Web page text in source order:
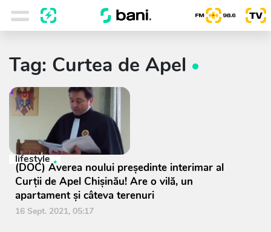
Tag: Curtea de Apel
lifestyle
(DOC) Averea noului președinte interimar al
Curții de Apel Chișinău! Are o vilă, un
apartament și câteva terenuri
16 Sept. 2021, 05:17